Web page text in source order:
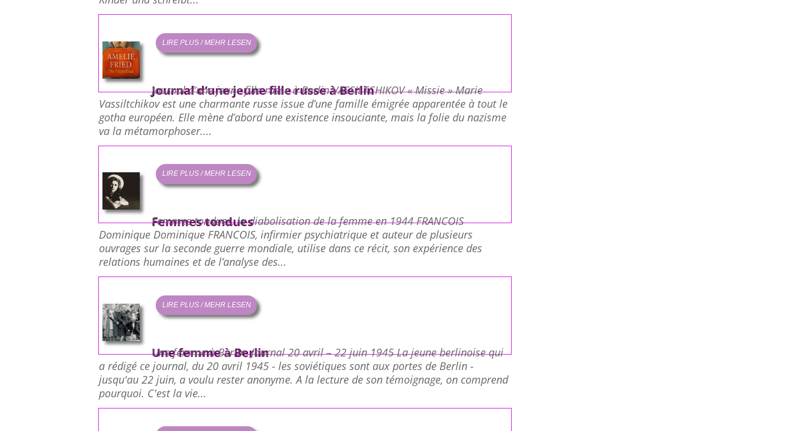
LIRE PLUS / MEHR LESEN
Journal d’une jeune fille russe à Berlin
Journal d’une jeune fille russe à Berlin VASSILTCHIKOV « Missie » Marie
Vassiltchikov est une charmante russe issue d’une famille émigrée apparentée à tout le
gotha européen. Elle mène d’abord une existence insouciante, mais la folie du nazisme
va la métamorphoser....
LIRE PLUS / MEHR LESEN
Femmes tondues
Femmes tondues, la diabolisation de la femme en 1944 FRANCOIS
Dominique Dominique FRANCOIS, infirmier psychiatrique et auteur de plusieurs
ouvrages sur la seconde guerre mondiale, utilise dans ce récit, son expérience des
relations humaines et de l’analyse des...
LIRE PLUS / MEHR LESEN
Une femme à Berlin
Une femme à Berlin, Journal 20 avril – 22 juin 1945 La jeune berlinoise qui
a rédigé ce journal, du 20 avril 1945 - les soviétiques sont aux portes de Berlin -
jusqu'au 22 juin, a voulu rester anonyme. A la lecture de son témoignage, on comprend
pourquoi. C'est la vie...